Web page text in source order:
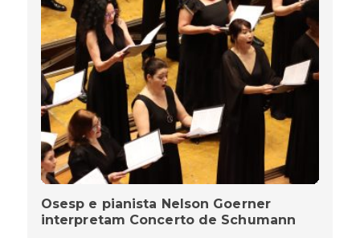
Osesp e pianista Nelson Goerner
interpretam Concerto de Schumann